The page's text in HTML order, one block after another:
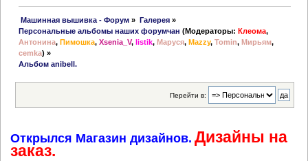
Машинная вышивка - Форум » Галерея»
Персональные альбомы наших форумчан (Модераторы:Клеома,
Антонина,Пимошка,Xsenia_V,listik,Маруся,Mazzy,Tomin,Мирьям,
cemka) »
Альбом anibell.
Перейти в:
Открылся Магазин дизайнов. Дизайны на
заказ.